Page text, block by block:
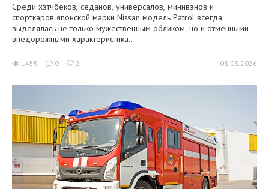
Среди хэтчбеков, седанов, универсалов, минивэнов и
спорткаров японской марки Nissan модель Patrol всегда
выделялась не только мужественным обликом, но и отменными
внедорожными характеристика...
1455 0 2 08.08.2026